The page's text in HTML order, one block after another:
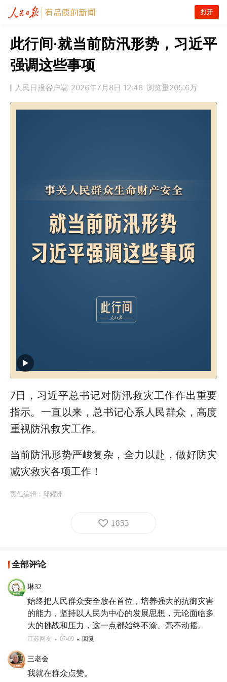
打开
此行间·就当前防汛形势，习近平
强调这些事项
人民日报客户端 2026年7月8日 12:48 浏览量205.6万
7日，习近平总书记对防汛救灾工作作出重要
指示。一直以来，总书记心系人民群众，高度
重视防汛救灾工作。
当前防汛形势严峻复杂，全力以赴，做好防灾
减灾救灾各项工作！
责任编辑： 邱耀洲
1853
全部评论
琳32
始终把人民群众安全放在首位，培养强大的抗御灾害
的能力，坚持以人民为中心的发展思想，无论面临多
大的挑战和压力，这一点都始终不渝、毫不动摇。
江苏网友 07-09 回复
三老会
我就在群众点赞。